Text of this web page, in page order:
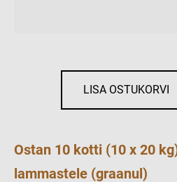
LISA OSTUKORVI
Ostan 10 kotti (10 x 20
lammastele (graanul)